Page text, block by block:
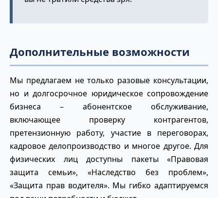
Дополнительные возможности
Мы предлагаем не только разовые консультации,
но и долгосрочное юридическое сопровождение
бизнеса – абонентское обслуживание,
включающее проверку контрагентов,
претензионную работу, участие в переговорах,
кадровое делопроизводство и многое другое. Для
физических лиц доступны пакеты «Правовая
защита семьи», «Наследство без проблем»,
«Защита прав водителя». Мы гибко адаптируемся